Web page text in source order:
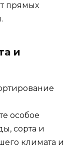
прямых
и
особое
сорта и
климата и